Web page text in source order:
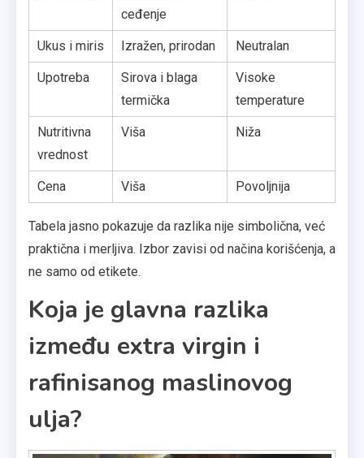
ceđenje
Ukus i miris Izražen, prirodan Neutralan
Upotreba
Sirova i blaga
termička
Visoke
temperature
Nutritivna
vrednost
Viša Niža
Cena Viša Povoljnija
Tabela jasno pokazuje da razlika nije simbolična, već
praktična i merljiva. Izbor zavisi od načina korišćenja, a
ne samo od etikete.
Koja je glavna razlika
između extra virgin i
rafinisanog maslinovog
ulja?